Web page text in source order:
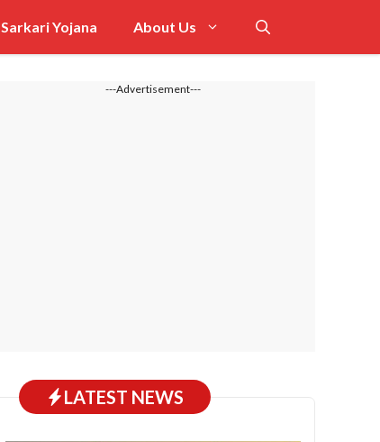
Sarkari Yojana About Us
---Advertisement---
LATEST NEWS